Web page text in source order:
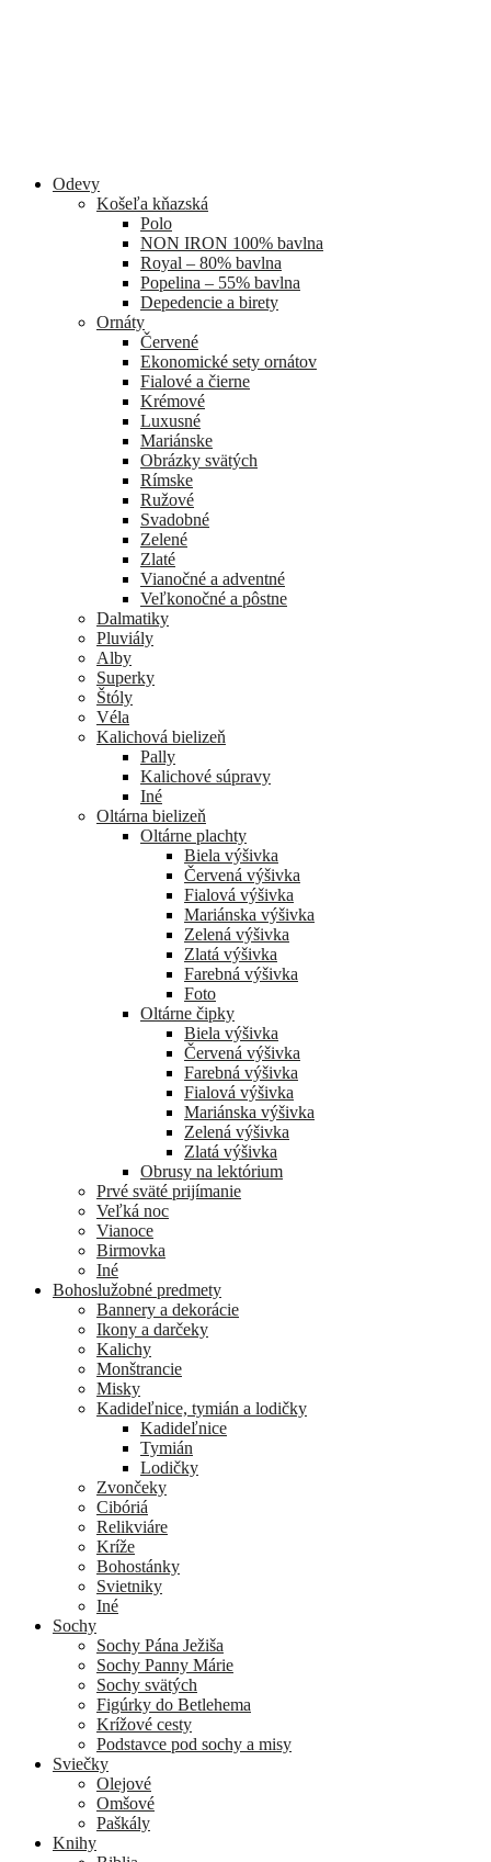
Odevy
Košeľa kňazská
Polo
NON IRON 100% bavlna
Royal – 80% bavlna
Popelina – 55% bavlna
Depedencie a birety
Ornáty
Červené
Ekonomické sety ornátov
Fialové a čierne
Krémové
Luxusné
Mariánske
Obrázky svätých
Rímske
Ružové
Svadobné
Zelené
Zlaté
Vianočné a adventné
Veľkonočné a pôstne
Dalmatiky
Pluviály
Alby
Superky
Štóly
Véla
Kalichová bielizeň
Pally
Kalichové súpravy
Iné
Oltárna bielizeň
Oltárne plachty
Biela výšivka
Červená výšivka
Fialová výšivka
Mariánska výšivka
Zelená výšivka
Zlatá výšivka
Farebná výšivka
Foto
Oltárne čipky
Biela výšivka
Červená výšivka
Farebná výšivka
Fialová výšivka
Mariánska výšivka
Zelená výšivka
Zlatá výšivka
Obrusy na lektórium
Prvé sväté prijímanie
Veľká noc
Vianoce
Birmovka
Iné
Bohoslužobné predmety
Bannery a dekorácie
Ikony a darčeky
Kalichy
Monštrancie
Misky
Kadideľnice, tymián a lodičky
Kadideľnice
Tymián
Lodičky
Zvončeky
Cibóriá
Relikviáre
Kríže
Bohostánky
Svietniky
Iné
Sochy
Sochy Pána Ježiša
Sochy Panny Márie
Sochy svätých
Figúrky do Betlehema
Krížové cesty
Podstavce pod sochy a misy
Sviečky
Olejové
Omšové
Paškály
Knihy